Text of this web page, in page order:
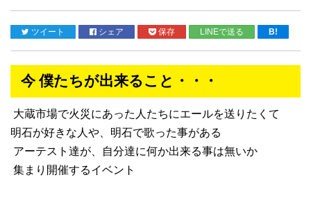
ツイート シェア 保存 LINEで送る B!
今 僕たちが出来ること・・・
大蔵市場で火災にあった人たちにエールを送りたくて
明石が好きな人や、明石で歌った事がある
アーテスト達が、自分達に何か出来る事は無いか
集まり開催するイベント